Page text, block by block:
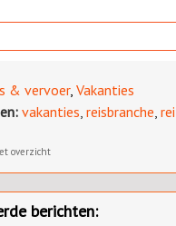
& vervoer, Vakanties
vakanties reisbranche
overzicht
berichten: